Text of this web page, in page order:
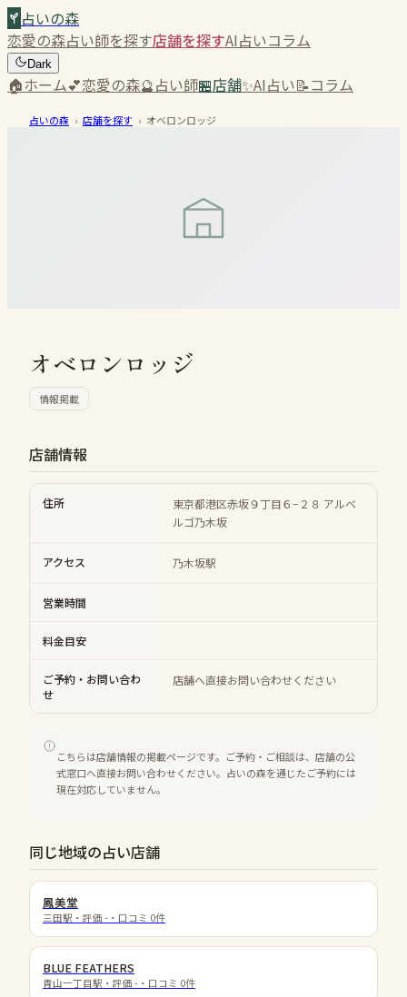
占いの森
恋愛の森占い師を探す店舗を探すAI占いコラム
Dark
🏠ホーム💕恋愛の森🔮占い師🏪店舗✨AI占い📝コラム
占いの森 › 店舗を探す › オベロンロッジ
オベロンロッジ
情報掲載
店舗情報
住所
東京都港区赤坂９丁目６−２８ アルベ
ルゴ乃木坂
アクセス 乃木坂駅
営業時間
料金目安
ご予約・お問い合わ
せ
店舗へ直接お問い合わせください
こちらは店舗情報の掲載ページです。ご予約・ご相談は、店舗の公
式窓口へ直接お問い合わせください。占いの森を通じたご予約には
現在対応していません。
同じ地域の占い店舗
鳳美堂
三田駅 ・評価 - ・口コミ 0件
BLUE FEATHERS
青山一丁目駅 ・評価 - ・口コミ 0件